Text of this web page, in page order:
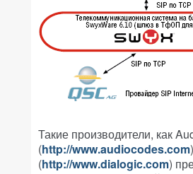
Такие производители, как
(http://www.audiocodes.com
(http://www.dialogic.com)